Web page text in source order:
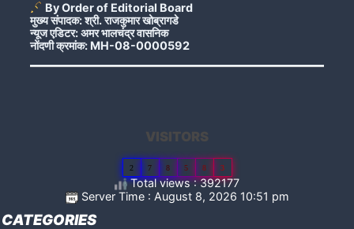
By Order of Editorial Board
मुख्य संपादक: श्री. राजकुमार खोब्रागडे
न्यूज एडिटर: अमर भालचंद्र वासनिक
नोंदणी क्रमांक: MH-08-0000592
VISITORS
2 7 8 5 8 3
Total views : 392177
Server Time : August 8, 2026 10:51 pm
CATEGORIES